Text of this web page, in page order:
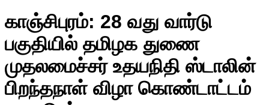
காஞ்சிபுரம்: 28 வது வார்டு
பகுதியில் தமிழக துணை
முதலமைச்சர் உதயநிதி ஸ்டாலின்
பிறந்தநாள் விழா கொண்டாட்டம்